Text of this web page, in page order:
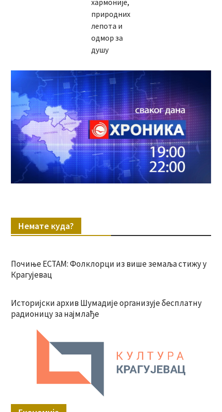
хармоније,
природних
лепота и
одмор за
душу
Немате куда?
Почиње ЕСТАМ: Фолклорци из више земаља стижу у
Крагујевац
Историјски архив Шумадије организује бесплатну
радионицу за најмлађе